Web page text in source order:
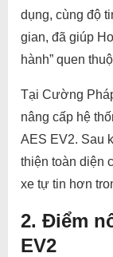
dụng, cùng độ
gian, đã giúp
hành” quen
Tại Cường
nâng cấp hệ
AES EV2. Sau
thiện toàn diện
xe tự tin hơn
2. Điểm
EV2